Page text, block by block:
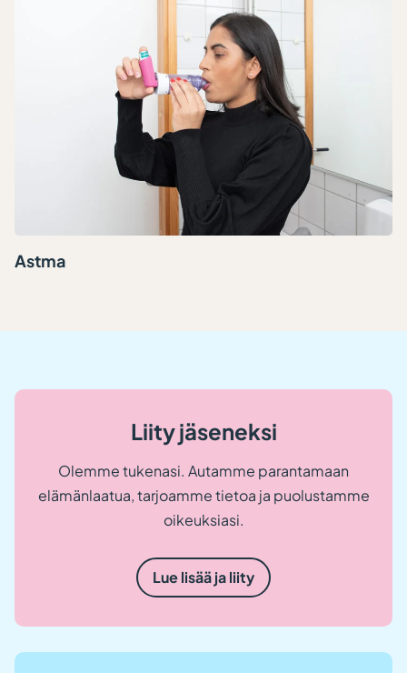
Astma
Liity jäseneksi
Olemme tukenasi. Autamme parantamaan
elämänlaatua, tarjoamme tietoa ja puolustamme
oikeuksiasi.
Lue lisää ja liity